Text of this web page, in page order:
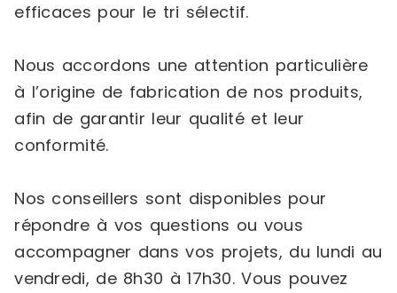
efficaces pour le tri sélectif.
Nous accordons une attention particulière
à l’origine de fabrication de nos produits,
afin de garantir leur qualité et leur
conformité.
Nos conseillers sont disponibles pour
répondre à vos questions ou vous
accompagner dans vos projets, du lundi au
vendredi, de 8h30 à 17h30. Vous pouvez